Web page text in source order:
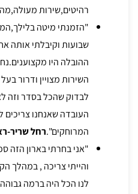
רהיטים,שירות
"הזמנתי מיטה
שבועות וקיבלתי אותה
ההובלה היו
השירות מצויין ודרור
לבדוק שהכל בסדר וזה
העובדה שאנחנו צריכים
המרוחקים".רחל שריר-
"אני בחרתי בארון הזה
והייתי צריכה , במהלך
לנו הכל היה ברמה